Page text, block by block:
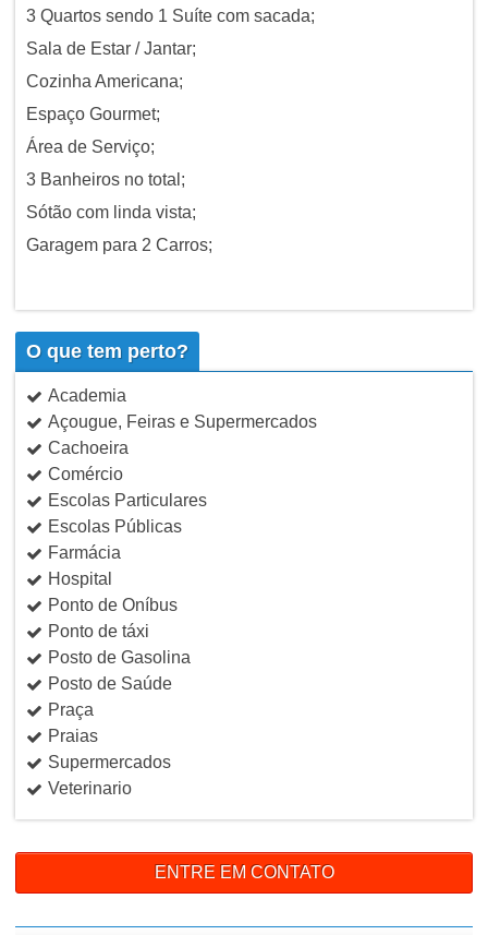
3 Quartos sendo 1 Suíte com sacada;
Sala de Estar / Jantar;
Cozinha Americana;
Espaço Gourmet;
Área de Serviço;
3 Banheiros no total;
Sótão com linda vista;
Garagem para 2 Carros;
O que tem perto?
Academia
Açougue, Feiras e Supermercados
Cachoeira
Comércio
Escolas Particulares
Escolas Públicas
Farmácia
Hospital
Ponto de Oníbus
Ponto de táxi
Posto de Gasolina
Posto de Saúde
Praça
Praias
Supermercados
Veterinario
ENTRE EM CONTATO